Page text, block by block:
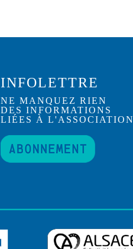
INFOLETTRE
NE MANQUEZ RIEN
DES INFORMATIONS
LIÉES À L'ASSOCIATION